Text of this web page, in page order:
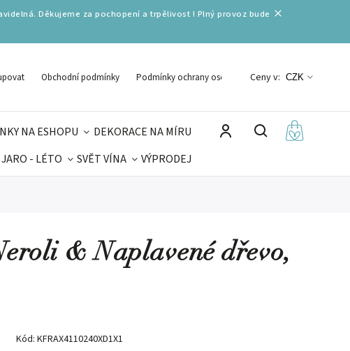
Děkujeme za pochopení a trpělivost ! Plný provoz bude
Obchodní podmínky Podmínky ochrany osobních údajů
Ceny v: CZK
NA ESHOPU
DEKORACE NA MÍRU
JARO - LÉTO SVĚT VÍNA
VÝPRODEJ
& Naplavené dřevo,
Kód: KFRAX4110240XD1X1